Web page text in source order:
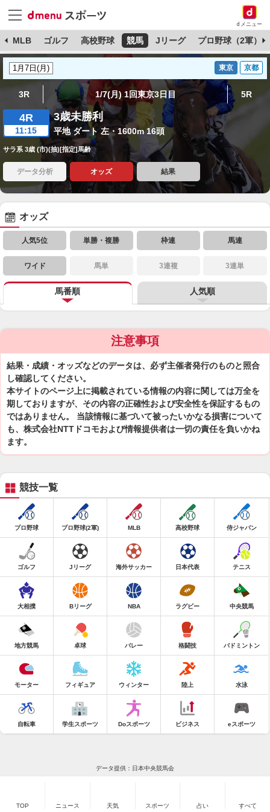
dメニュー
MLB ゴルフ 高校野球 競馬 Jリーグ プロ野球（2軍）
東京 京都
3R 1/7(月) 1回東京3日目 5R
4R
11:15
3歳未勝利
平地 ダート 左・1600m 16頭
サラ系 3歳 (市)(抽)[指定]馬齢
データ分析 オッズ 結果
オッズ
人気5位 単勝・複勝 枠連 馬連
ワイド 馬単 3連複 3連単
馬番順 人気順
注意事項
結果・成績・オッズなどのデータは、必ず主催者発行のものと照合
し確認してください。
本サイトのページ上に掲載されている情報の内容に関しては万全を
期しておりますが、その内容の正確性および安全性を保証するもの
ではありません。 当該情報に基づいて被ったいかなる損害について
も、株式会社NTTドコモおよび情報提供者は一切の責任を負いかね
ます。
競技一覧
プロ野球 プロ野球(2軍) MLB 高校野球 侍ジャパン
ゴルフ Jリーグ 海外サッカー 日本代表 テニス
大相撲 Bリーグ NBA ラグビー 中央競馬
地方競馬 卓球 バレー 格闘技 バドミントン
モーター フィギュア ウィンター 陸上 水泳
自転車 学生スポーツ Doスポーツ ビジネス eスポーツ
データ提供：日本中央競馬会
TOP ニュース 天気 スポーツ 占い すべて